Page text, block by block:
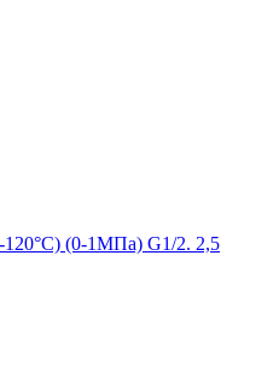
(0-1МПа) G1/2. 2,5